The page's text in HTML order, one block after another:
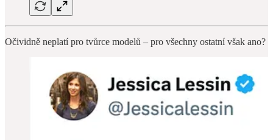
Očividně neplatí pro tvůrce modelů – pro všechny ostatní však ano?